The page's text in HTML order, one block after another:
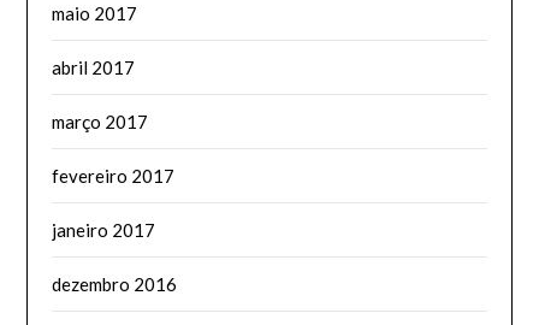
maio 2017
abril 2017
março 2017
fevereiro 2017
janeiro 2017
dezembro 2016